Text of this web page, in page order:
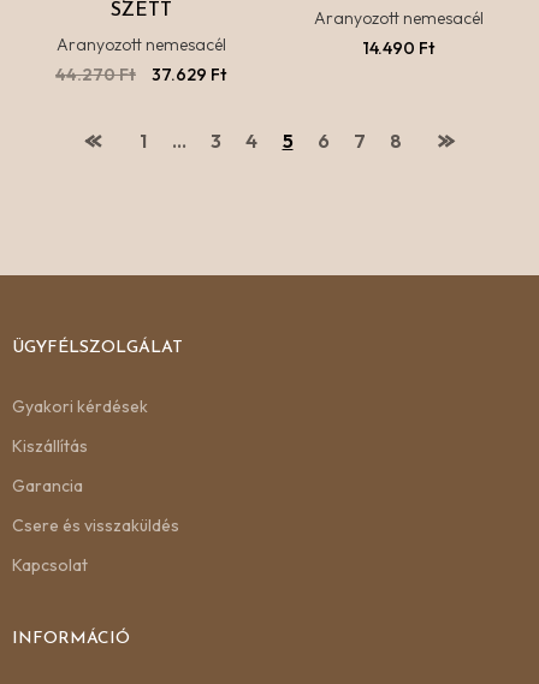
SZETT
Aranyozott nemesacél
44.270Ft 37.629 Ft
Aranyozott nemesacél
14.490 Ft
1 … 3 4 5 6 7 8
ÜGYFÉLSZOLGÁLAT
Gyakori kérdések
Kiszállítás
Garancia
Csere és visszaküldés
Kapcsolat
INFORMÁCIÓ